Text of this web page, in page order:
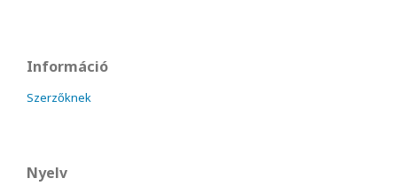
Információ
Szerzőknek
Nyelv